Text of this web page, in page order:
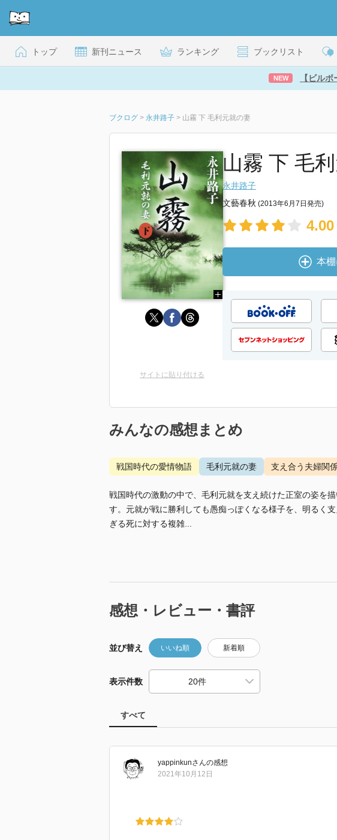
トップ 新刊ニュース ランキング ブックリスト
NEW 【ビル
ブクログ > 永井路子 > 山霧 下 毛利元就の妻
山霧 下 毛
永井路子
文藝春秋 (2013年6月7日発売)
4.00
本
サイトに貼り付ける
みんなの感想まとめ
戦国時代の愛情物語 毛利元就の妻 支え合う夫婦関
戦国時代の激動の中で、毛利元就を支え続けた正室の姿を
す。元就が戦に勝利しても愚痴っぽくなる様子を、明るく
ぎる死に対する複雑...
感想・レビュー・書評
並び替え いいね順 新着順
表示件数
すべて
yappinkunさんの感想
2021年10月12日